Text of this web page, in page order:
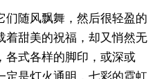
随风飘舞，然后很轻盈的
着甜美的祝福，却又悄然无
各式各样的脚印，或深或